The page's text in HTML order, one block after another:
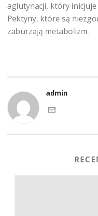
aglutynacji, który
Pektyny, które są
zaburzają metabolizm.
admin